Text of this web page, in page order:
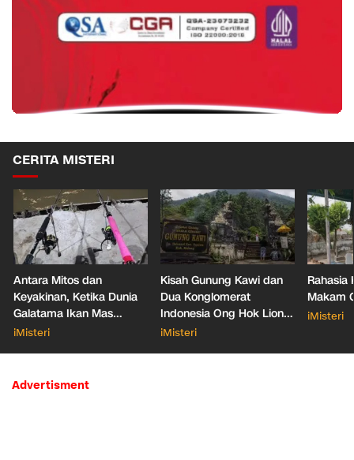
CERITA MISTERI
Antara Mitos dan
Keyakinan, Ketika Dunia
Galatama Ikan Mas
Bersentuhan dengan Hal
iMisteri
Kisah Gunung Kawi dan
Dua Konglomerat
Indonesia Ong Hok Liong
hingga Liem Sioe Liong
iMisteri
Rahasia
Makam
iMisteri
Advertisment